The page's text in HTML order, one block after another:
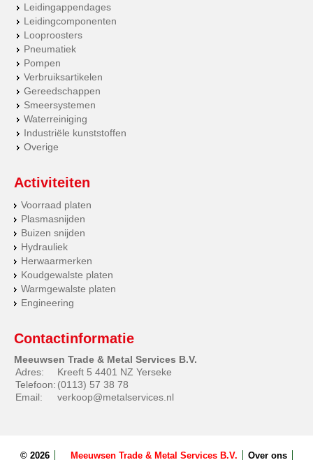
Leidingappendages
Leidingcomponenten
Looproosters
Pneumatiek
Pompen
Verbruiksartikelen
Gereedschappen
Smeersystemen
Waterreiniging
Industriële kunststoffen
Overige
Activiteiten
Voorraad platen
Plasmasnijden
Buizen snijden
Hydrauliek
Herwaarmerken
Koudgewalste platen
Warmgewalste platen
Engineering
Contactinformatie
Meeuwsen Trade & Metal Services B.V.
Adres:
Kreeft 5 4401 NZ Yerseke
Telefoon: (0113) 57 38 78
Email:
verkoop@metalservices.nl
© 2026 Meeuwsen Trade & Metal Services B.V. Over ons